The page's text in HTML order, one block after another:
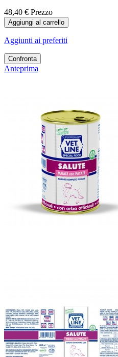
48,40 € Prezzo
Aggiungi al carrello
Aggiunti ai preferiti
Confronta
Anteprima